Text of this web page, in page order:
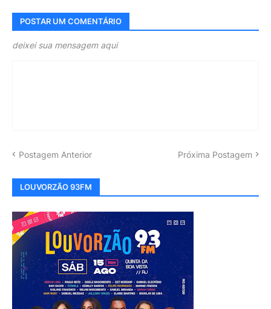
POSTAR UM COMENTÁRIO
deixei sua mensagem aqui
Postagem Anterior Próxima Postagem
LOUVORZÃO 93FM